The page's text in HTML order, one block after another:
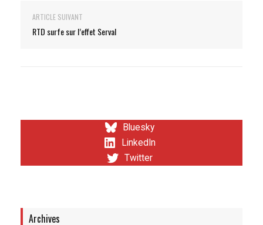
ARTICLE SUIVANT
RTD surfe sur l’effet Serval
Bluesky
LinkedIn
Twitter
Archives